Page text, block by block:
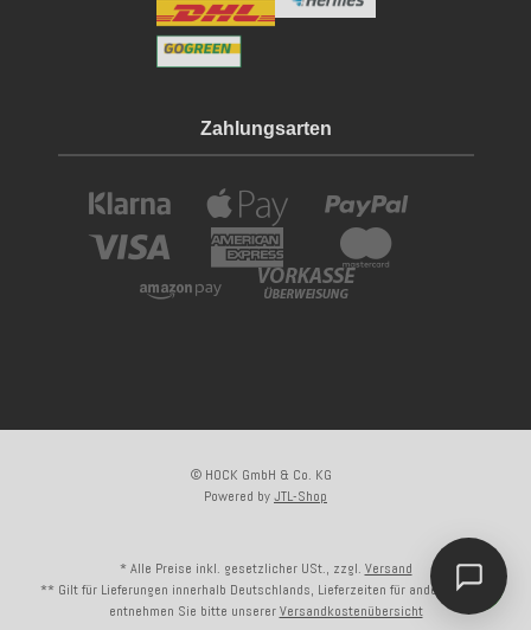
Zahlungsarten
© HOCK GmbH & Co. KG
Powered byJTL-Shop
* Alle Preise inkl. gesetzlicher USt., zzgl. Versand
** Gilt für Lieferungen innerhalb Deutschlands, Lieferzeiten für andere Länder
entnehmen Sie bitte unsererVersandkostenübersicht